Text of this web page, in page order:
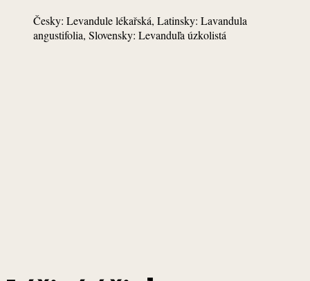
Česky: Levandule lékařská, Latinsky: Lavandula
angustifolia, Slovensky: Levanduľa úzkolistá